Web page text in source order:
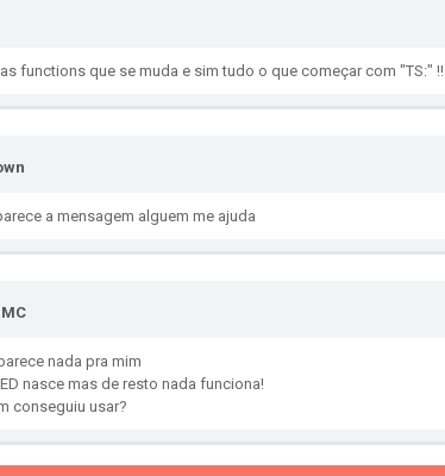
functions que se muda e sim tudo o que começar com "TS:" !!
a mensagem alguem me ajuda
nada pra mim
nasce mas de resto nada funciona!
conseguiu usar?